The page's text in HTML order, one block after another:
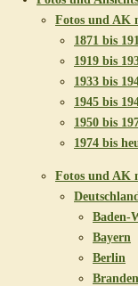
Fotos und AK
1871 bis
1919 bis
1933 bis
1945 bis
1950 bis
1974 bis
Fotos und AK
Baden-
Bayern
Berlin